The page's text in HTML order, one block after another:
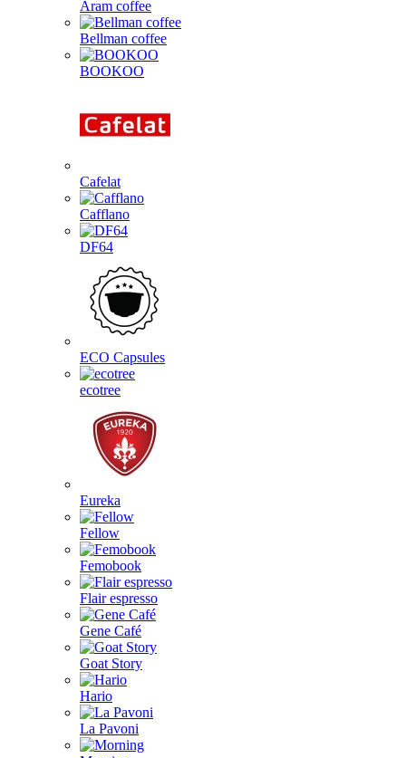
Aram coffee
Bellman coffee
BOOKOO
Cafelat
Cafflano
DF64
ECO Capsules
ecotree
Eureka
Fellow
Femobook
Flair espresso
Gene Café
Goat Story
Hario
La Pavoni